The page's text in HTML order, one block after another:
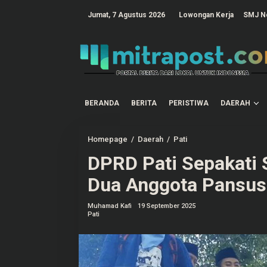
Jumat, 7 Agustus 2026 Lowongan Kerja SMJ
BERANDA BERITA PERISTIWA DAERAH
Homepage / Daerah / Pati
R
D
a
t
i
S
a
k
a
DPRD Pati
Dua Anggota
Muhamad Kafi
19 September 2025
Pati